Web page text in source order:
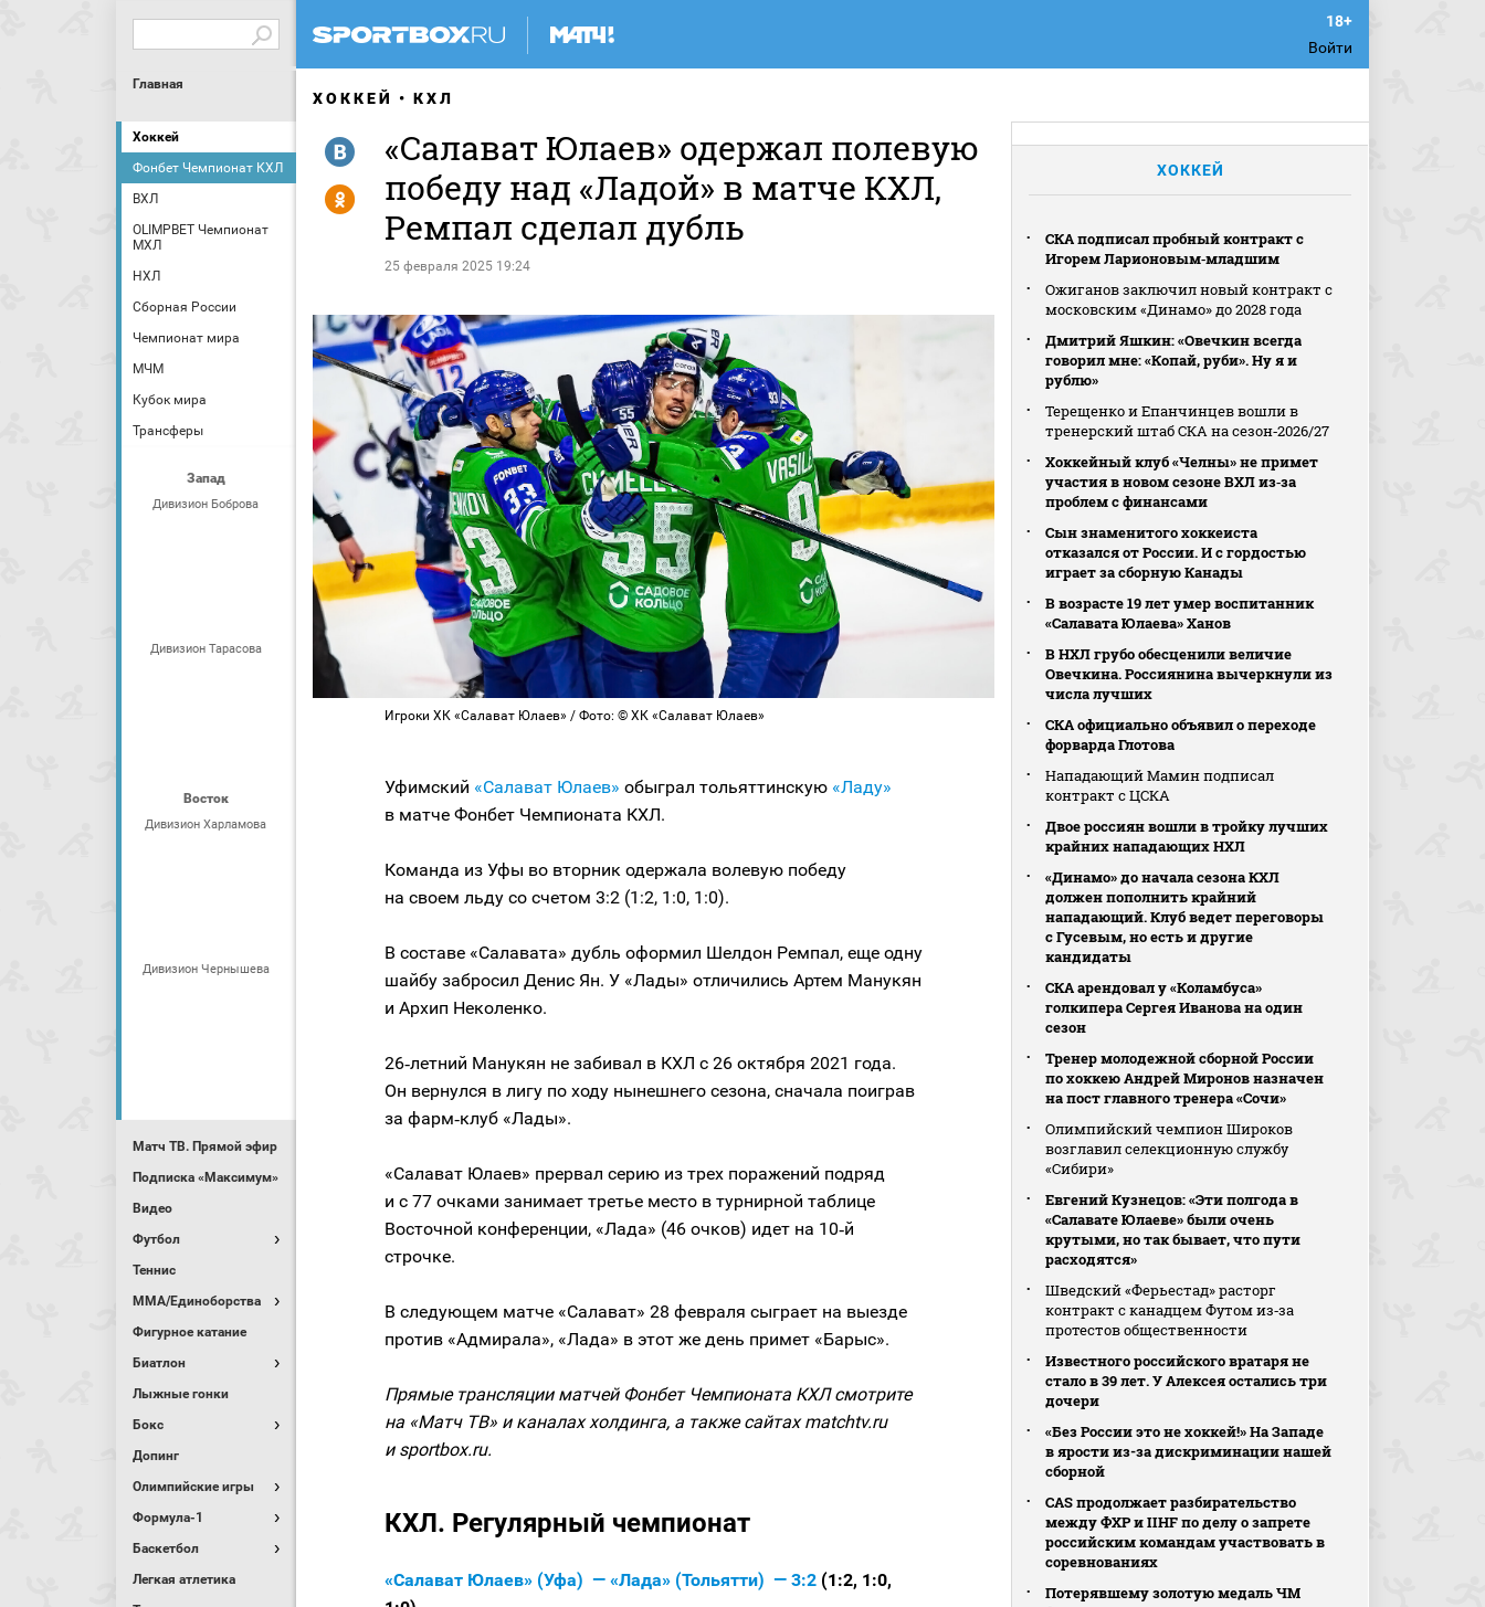
Войти
Главная
Хоккей
Фонбет Чемпионат КХЛ
ВХЛ
OLIMPBET Чемпионат
МХЛ
НХЛ
Сборная России
Чемпионат мира
МЧМ
Кубок мира
Трансферы
Запад
Дивизион Боброва
Дивизион Тарасова
Восток
Дивизион Харламова
Дивизион Чернышева
Матч ТВ. Прямой эфир
Подписка «Максимум»
Видео
Футбол
Теннис
MMA/Единоборства
Фигурное катание
Биатлон
Лыжные гонки
Бокс
Допинг
Олимпийские игры
Формула-1
Баскетбол
Легкая атлетика
ХОККЕЙ КХЛ
«Салават Юлаев» одержал полевую
победу над «Ладой» в матче КХЛ,
Ремпал сделал дубль
25 февраля 2025 19:24
R
Y
Игроки ХК «Салават Юлаев» / Фото: © ХК «Салават Юлаев»
Уфимский «Салават Юлаев» обыграл тольяттинскую «Ладу»
в матче Фонбет Чемпионата КХЛ.
Команда из Уфы во вторник одержала волевую победу
на своем льду со счетом 3:2 (1:2, 1:0, 1:0).
В составе «Салавата» дубль оформил Шелдон Ремпал, еще одну
шайбу забросил Денис Ян. У «Лады» отличились Артем Манукян
и Архип Неколенко.
26‑летний Манукян не забивал в КХЛ с 26 октября 2021 года.
Он вернулся в лигу по ходу нынешнего сезона, сначала поиграв
за фарм‑клуб «Лады».
«Салават Юлаев» прервал серию из трех поражений подряд
и с 77 очками занимает третье место в турнирной таблице
Восточной конференции, «Лада» (46 очков) идет на 10‑й
строчке.
В следующем матче «Салават» 28 февраля сыграет на выезде
против «Адмирала», «Лада» в этот же день примет «Барыс».
Прямые трансляции матчей Фонбет Чемпионата КХЛ смотрите
на «Матч ТВ» и каналах холдинга, а также сайтах matchtv.ru
и sportbox.ru.
КХЛ. Регулярный чемпионат
«Салават Юлаев» (Уфа) — «Лада» (Тольятти) — 3:2 (1:2, 1:0,
ХОККЕЙ
СКА подписал пробный контракт с
Игорем Ларионовым‑младшим
Ожиганов заключил новый контракт с
московским «Динамо» до 2028 года
Дмитрий Яшкин: «Овечкин всегда
говорил мне: «Копай, руби». Ну я и
рублю»
Терещенко и Епанчинцев вошли в
тренерский штаб СКА на сезон‑2026/27
Хоккейный клуб «Челны» не примет
участия в новом сезоне ВХЛ из‑за
проблем с финансами
Сын знаменитого хоккеиста
отказался от России. И с гордостью
играет за сборную Канады
В возрасте 19 лет умер воспитанник
«Салавата Юлаева» Ханов
В НХЛ грубо обесценили величие
Овечкина. Россиянина вычеркнули из
числа лучших
СКА официально объявил о переходе
форварда Глотова
Нападающий Мамин подписал
контракт с ЦСКА
Двое россиян вошли в тройку лучших
крайних нападающих НХЛ
«Динамо» до начала сезона КХЛ
должен пополнить крайний
нападающий. Клуб ведет переговоры
с Гусевым, но есть и другие
кандидаты
СКА арендовал у «Коламбуса»
голкипера Сергея Иванова на один
сезон
Тренер молодежной сборной России
по хоккею Андрей Миронов назначен
на пост главного тренера «Сочи»
Олимпийский чемпион Широков
возглавил селекционную службу
«Сибири»
Евгений Кузнецов: «Эти полгода в
«Салавате Юлаеве» были очень
крутыми, но так бывает, что пути
расходятся»
Шведский «Ферьестад» расторг
контракт с канадцем Футом из‑за
протестов общественности
Известного российского вратаря не
стало в 39 лет. У Алексея остались три
дочери
«Без России это не хоккей!» На Западе
в ярости из-за дискриминации нашей
сборной
CAS продолжает разбирательство
между ФХР и IIHF по делу о запрете
российским командам участвовать в
соревнованиях
Потерявшему золотую медаль ЧМ